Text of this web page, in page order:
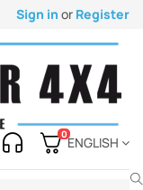
Sign in or Register
0
ENGLISH